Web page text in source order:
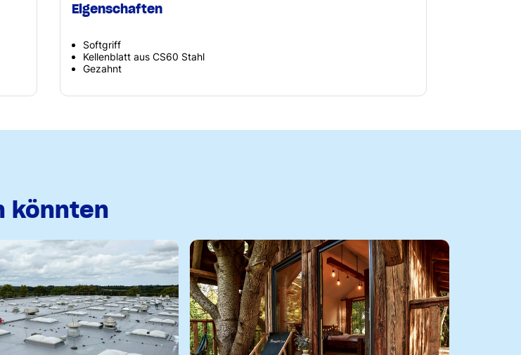
Eigenschaften
Softgriff
Kellenblatt aus CS60 Stahl
Gezahnt
könnten